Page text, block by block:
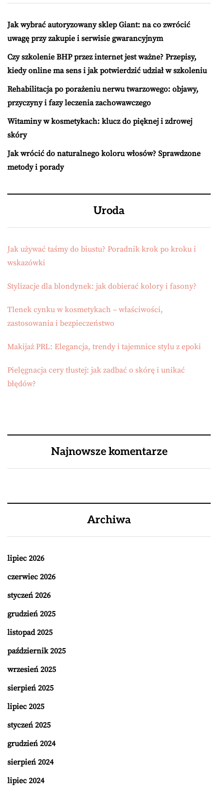
Jak wybrać autoryzowany sklep Giant: na co zwrócić
uwagę przy zakupie i serwisie gwarancyjnym
Czy szkolenie BHP przez internet jest ważne? Przepisy,
kiedy online ma sens i jak potwierdzić udział w szkoleniu
Rehabilitacja po porażeniu nerwu twarzowego: objawy,
przyczyny i fazy leczenia zachowawczego
Witaminy w kosmetykach: klucz do pięknej i zdrowej
skóry
Jak wrócić do naturalnego koloru włosów? Sprawdzone
metody i porady
Uroda
Jak używać taśmy do biustu? Poradnik krok po kroku i
wskazówki
Stylizacje dla blondynek: jak dobierać kolory i fasony?
Tlenek cynku w kosmetykach – właściwości,
zastosowania i bezpieczeństwo
Makijaż PRL: Elegancja, trendy i tajemnice stylu z epoki
Pielęgnacja cery tłustej: jak zadbać o skórę i unikać
błędów?
Najnowsze komentarze
Archiwa
lipiec 2026
czerwiec 2026
styczeń 2026
grudzień 2025
listopad 2025
październik 2025
wrzesień 2025
sierpień 2025
lipiec 2025
styczeń 2025
grudzień 2024
sierpień 2024
lipiec 2024